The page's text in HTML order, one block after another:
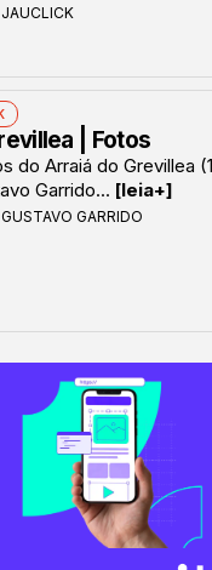
JAUCLICK
| Fotos
do Arraiá do Grevillea
Garrido... [leia+]
GUSTAVO GARRIDO